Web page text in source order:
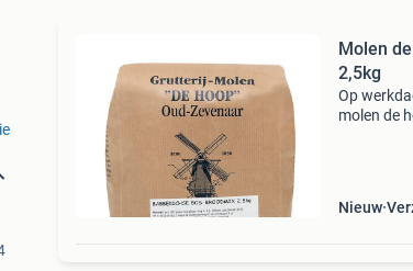
Molen
2,5kg
Op
molen de
Nieuw